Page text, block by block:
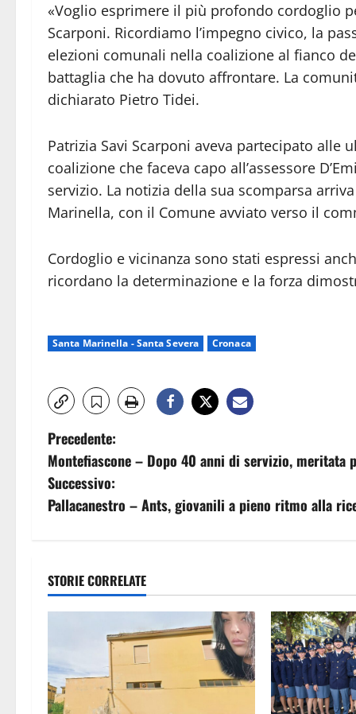
«Voglio esprimere il più profondo cordoglio
Scarponi. Ricordiamo l’impegno civico, la
elezioni comunali nella coalizione al fianco
battaglia che ha dovuto affrontare. La
dichiarato Pietro Tidei.
Patrizia Savi Scarponi aveva partecipato
coalizione che faceva capo all’assessore
servizio. La notizia della sua scomparsa
Marinella, con il Comune avviato verso il
Cordoglio e vicinanza sono stati espressi
ricordano la determinazione e la forza
Santa Marinella - Santa Severa Cronaca
N
a
v
g
a
i
Precedente:
Montefiascone – Dopo 40 anni di servizio,
Successivo:
Pallacanestro – Ants, giovanili a pieno ritmo alla
STORIE CORRELATE